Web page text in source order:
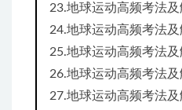
23.地球运动高频考法
24.地球运动高频考法
25.地球运动高频考法
26.地球运动高频考法
27.地球运动高频考法